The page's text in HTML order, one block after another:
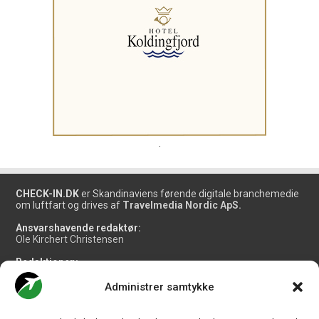
Administrer samtykke
CHECK-IN.DK er Skandinaviens førende digitale branchemedie
om luftfart og drives af Travelmedia Nordic ApS.
Ansvarshavende redaktør:
Ole Kirchert Christensen
Redaktionen:
Christian Granhøj Skouboe
Henrik Baumgarten
Danny Longhi Andreasen